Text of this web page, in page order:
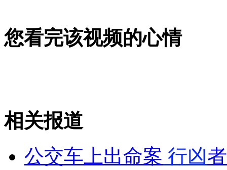
中石化沧州炼油厂车间发生爆炸
您看完该视频的心情
相关报道
公交车上出命案 行凶